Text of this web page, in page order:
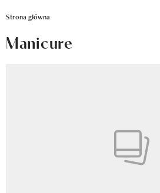
Strona główna
Manicure